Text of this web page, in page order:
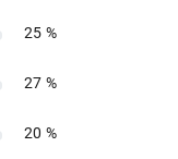
25 %
27 %
20 %